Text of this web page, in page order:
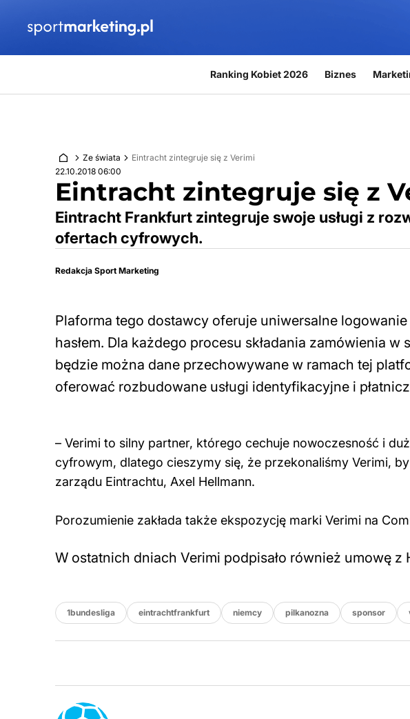
Ranking Kobiet 2026 Biznes
Ze świata
Eintracht zintegruje się z Verimi
22.10.2018 06:00
Eintracht zintegruje się z
Eintracht Frankfurt zintegruje swoje usługi z
ofertach cyfrowych.
Redakcja Sport Marketing
Plaforma tego dostawcy oferuje uniwersalne
hasłem. Dla każdego procesu składania zamówienia
będzie można dane przechowywane w ramach tej
oferować rozbudowane usługi identyfikacyjne i
– Verimi to silny partner, którego cechuje nowoczesność i
cyfrowym, dlatego cieszymy się, że przekonaliśmy Verimi,
zarządu Eintrachtu, Axel Hellmann.
Porozumienie zakłada także ekspozycję marki Verimi na
W ostatnich dniach Verimi podpisało również umowę z
1bundesliga eintrachtfrankfurt niemcy pilkanozna sponsor